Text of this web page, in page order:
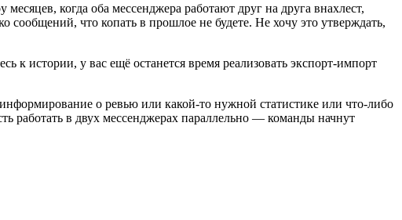
когда оба мессенджера работают друг на друга внахлест,
сообщений, что копать в прошлое не будете. Не хочу это утверждать,
к истории, у вас ещё останется время реализовать экспорт-импорт
о ревью или какой-то нужной статистике или что-либо
работать в двух мессенджерах параллельно — команды начнут